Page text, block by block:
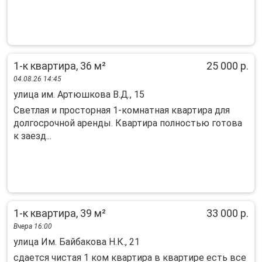
1-к квартира, 36 м² 25 000 р.
04.08.26 14:45
улица им. Артюшкова В.Д., 15
Светлая и просторная 1-комнатная квартира для
долгосрочной аренды. Квартира полностью готова
к заезд...
1-к квартира, 39 м² 33 000 р.
Вчера 16:00
улица Им. Байбакова Н.К., 21
сдается чистая 1 ком квартира в квартире есть все